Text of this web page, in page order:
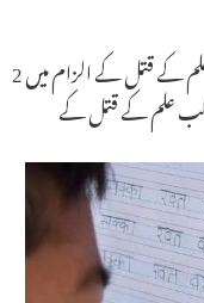
بنگلورو: شادی کی تجویز کو مسترد کرنے پر طالب علم کے قتل کے الزام میں 2